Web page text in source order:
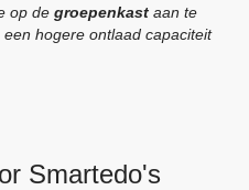
op de groepenkast aan te
hogere ontlaad capaciteit
Smartedo's